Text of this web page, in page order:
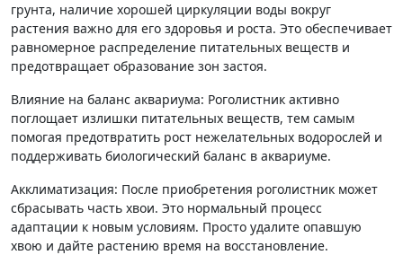
грунта, наличие хорошей циркуляции воды вокруг
растения важно для его здоровья и роста. Это обеспечивает
равномерное распределение питательных веществ и
предотвращает образование зон застоя.
Влияние на баланс аквариума: Роголистник активно
поглощает излишки питательных веществ, тем самым
помогая предотвратить рост нежелательных водорослей и
поддерживать биологический баланс в аквариуме.
Акклиматизация: После приобретения роголистник может
сбрасывать часть хвои. Это нормальный процесс
адаптации к новым условиям. Просто удалите опавшую
хвою и дайте растению время на восстановление.